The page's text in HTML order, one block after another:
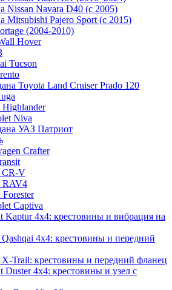
Nissan Navara D40 (с 2005)
Mitsubishi Pajero Sport (с 2015)
(2004-2010)
Hover
Tucson
Toyota Land Cruiser Prado 120
Highlander
Niva
УАЗ Патриот
Crafter
CR-V
RAV4
Captiva
Kaptur 4x4: крестовины и вибрация на
4x4: крестовины и передний
X-Trail: крестовины и передний фланец
Duster 4x4: крестовины и узел с